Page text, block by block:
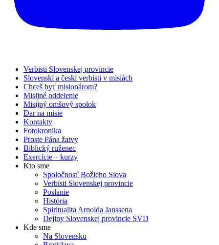
Verbisti Slovenskej provincie
Slovenskí a českí verbisti v misiách
Chceš byť misionárom?
Misijné oddelenie
Misijný omšový spolok
Dar na misie
Kontakty
Fotokronika
Proste Pána žatvy
Biblický ruženec
Exercície – kurzy
Kto sme
Spoločnosť Božieho Slova
Verbisti Slovenskej provincie
Poslanie
História
Spiritualita Arnolda Janssena
Dejiny Slovenskej provincie SVD
Kde sme
Na Slovensku